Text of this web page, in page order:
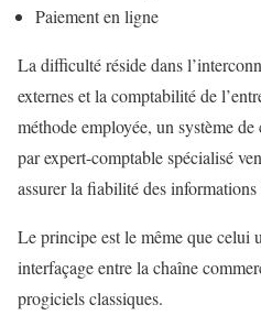
Paiement en ligne
La difficulté réside dans
externes et la comptabilité de
méthode employée, un système
par expert-comptable spécialisé
assurer la fiabilité des
Le principe est le même que celui
interfaçage entre la chaîne
progiciels classiques.